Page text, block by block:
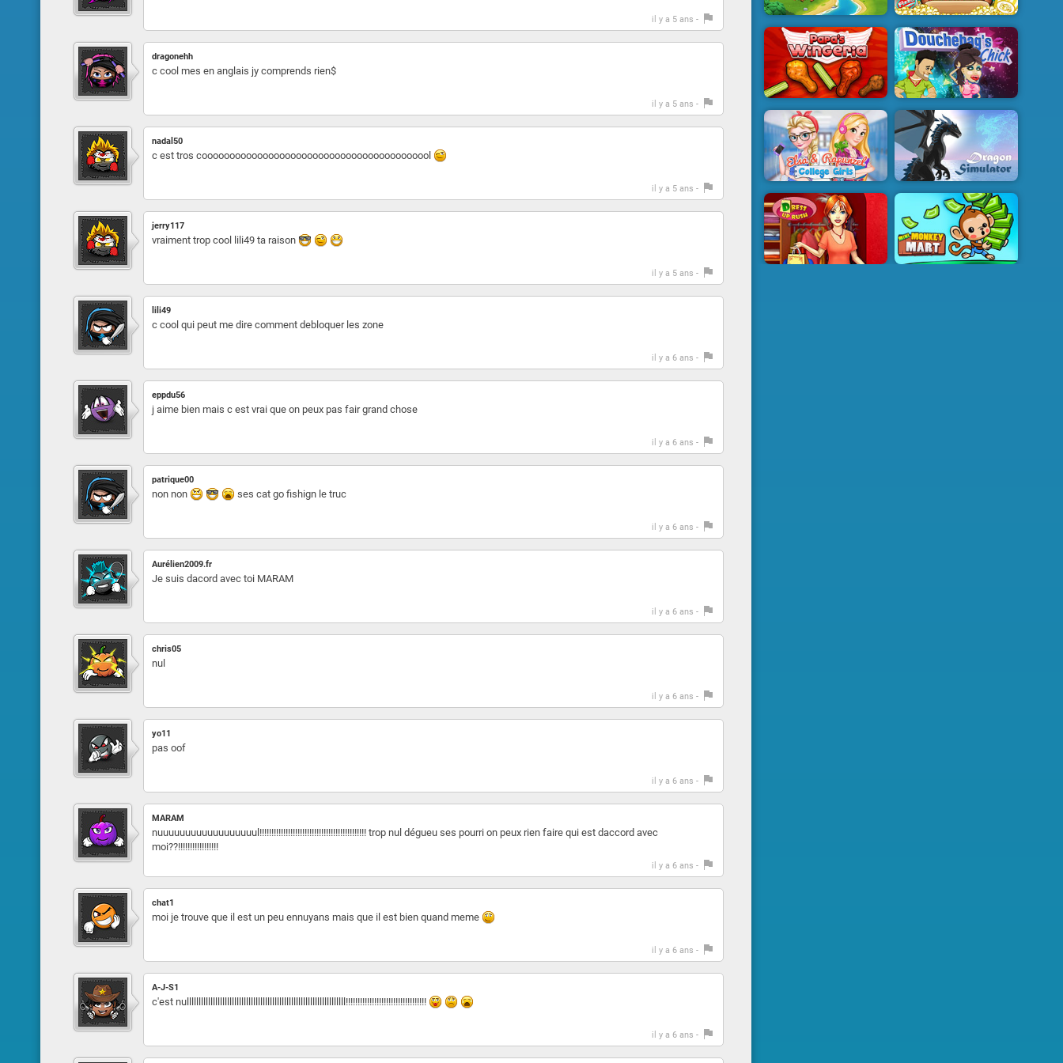
il y a 5 ans -
dragonehh
c cool mes en anglais jy comprends rien$
il y a 5 ans -
nadal50
c est tros coooooooooooooooooooooooooooooooooooooooool
il y a 5 ans -
jerry117
vraiment trop cool lili49 ta raison
il y a 5 ans -
lili49
c cool qui peut me dire comment debloquer les zone
il y a 6 ans -
eppdu56
j aime bien mais c est vrai que on peux pas fair grand chose
il y a 6 ans -
patrique00
non non ses cat go fishign le truc
il y a 6 ans -
Aurélien2009.fr
Je suis dacord avec toi MARAM
il y a 6 ans -
chris05
nul
il y a 6 ans -
yo11
pas oof
il y a 6 ans -
MARAM
nuuuuuuuuuuuuuuuuuul!!!!!!!!!!!!!!!!!!!!!!!!!!!!!!!!!!!!!!!!!!!!! trop nul dégueu ses pourri on peux rien faire qui est daccord avec
moi??!!!!!!!!!!!!!!!!!
il y a 6 ans -
chat1
moi je trouve que il est un peu ennuyans mais que il est bien quand meme
il y a 6 ans -
A-J-S1
c'est nulllllllllllllllllllllllllllllllllllllllllllllllllllllllllllllllllll!!!!!!!!!!!!!!!!!!!!!!!!!!!!!!!!!!
il y a 6 ans -